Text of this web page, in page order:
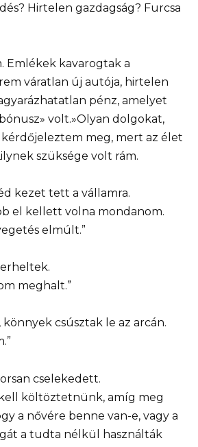
Hirtelen gazdagság? Furcsa
Emlékek kavarogtak a
váratlan új autója, hirtelen
pénz, amelyet
volt.»Olyan dolgokat,
meg, mert az élet
szüksége volt rám.
kezet tett a vállamra.
el kellett volna mondanom.
elmúlt.”
meghalt.”
csúsztak le az arcán.
cselekedett.
költöztetnünk, amíg meg
a nővére benne van-e, vagy a
a tudta nélkül használták